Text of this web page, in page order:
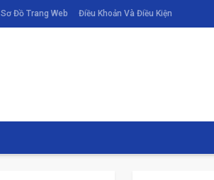
Sơ Đồ Trang Web Điều Khoản Và Điều Kiện